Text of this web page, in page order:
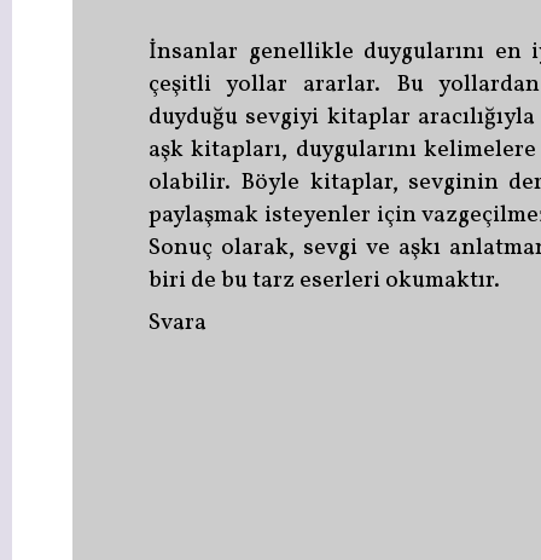
İnsanlar genellikle duygularını
çeşitli yollar ararlar. Bu
duyduğu sevgiyi kitaplar
aşk kitapları, duygularını
olabilir. Böyle kitaplar, sevginin
paylaşmak isteyenler için
Sonuç olarak, sevgi ve aşkı
biri de bu tarz eserleri okumaktır.
Svara